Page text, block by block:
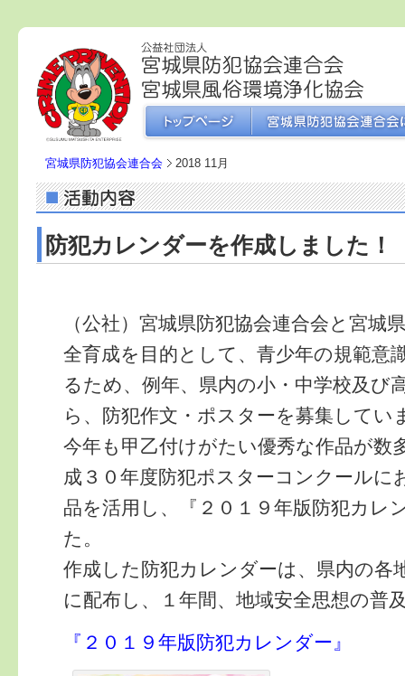
宮城県防犯協会連合会 2018 11月
防犯カレンダーを作成しました！
（公社）宮城県防犯協会連合会と宮城
全育成を目的として、青少年の規範意
るため、例年、県内の小・中学校及び
ら、防犯作文・ポスターを募集してい
今年も甲乙付けがたい優秀な作品が数
成３０年度防犯ポスターコンクールに
品を活用し、『２０１９年版防犯カレ
た。
作成した防犯カレンダーは、県内の各
に配布し、１年間、地域安全思想の普
『２０１９年版防犯カレンダー』